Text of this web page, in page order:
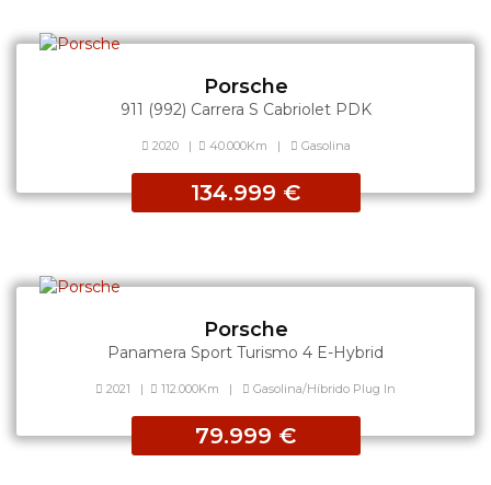
Porsche
911 (992) Carrera S Cabriolet PDK
2020 | 40.000Km | Gasolina
134.999 €
Porsche
Panamera Sport Turismo 4 E-Hybrid
2021 | 112.000Km | Gasolina/Híbrido Plug In
79.999 €